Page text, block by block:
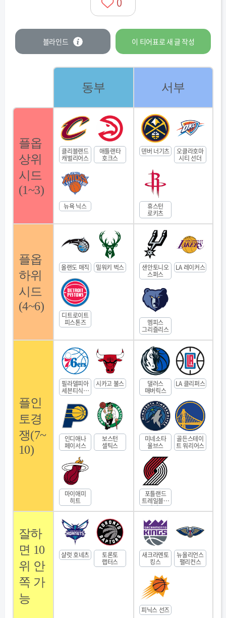
블라인드 이 티어표로 새 글 작성
플옵
상위
시드
(1~3)
플옵
하위
시드
(4~6)
플인
토경
쟁(7~
10)
잘하
면 10
위 안
쪽 가
능
동부
클리블랜드
캐벌리어스
애틀랜타
호크스
뉴욕 닉스
올랜도 매직 밀워키 벅스
디트로이트
피스톤즈
필라델피아
세븐티식서
스
시카고 불스
인디애나
페이서스
보스턴
셀틱스
마이애미
히트
샬럿 호네츠 토론토
랩터스
서부
덴버 너기츠 오클라호마
시티 선더
휴스턴
로키츠
샌안토니오
스퍼스
LA 레이커스
멤피스
그리즐리스
댈러스
매버릭스
LA 클리퍼스
미네소타
울브스
골든스테이
트 워리어스
포틀랜드
트레일블레
이저스
새크라멘토
킹스
뉴올리언스
팰리컨스
피닉스 선즈